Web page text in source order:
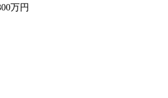
万円